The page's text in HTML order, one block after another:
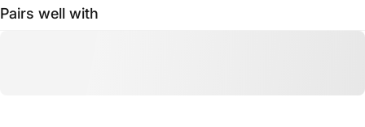
Pairs well with